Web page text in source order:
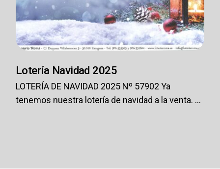
Lotería Navidad 2025
LOTERÍA DE NAVIDAD 2025 Nº 57902 Ya
tenemos nuestra lotería de navidad a la venta. ...